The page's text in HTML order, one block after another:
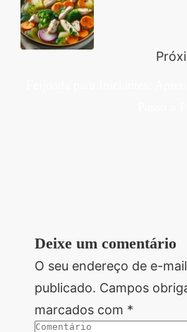
post
Deixe um comentário
O seu endereço de e-
publicado. Campos
marcados com *